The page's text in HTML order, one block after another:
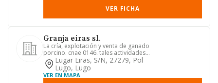
VER FICHA
Granja eiras sl.
La cría, explotación y venta de ganado
porcino. cnae 0146. tales actividades
habrán de ser ejercita...
Lugar Eiras, S/n, 27279, Pol
Lugo, Lugo
VER EN MAPA